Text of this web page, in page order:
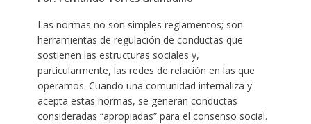
Las normas no son simples reglamentos; son
herramientas de regulación de conductas que
sostienen las estructuras sociales y,
particularmente, las redes de relación en las que
operamos. Cuando una comunidad internaliza y
acepta estas normas, se generan conductas
consideradas “apropiadas” para el consenso social.